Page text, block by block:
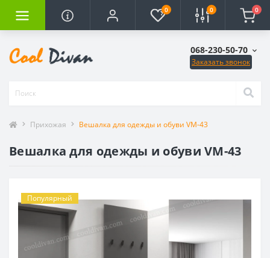
0 0 0
068-230-50-70
Заказать звонок
Прихожая Вешалка для одежды и обуви VM-43
Вешалка для одежды и обуви VM-43
Популярный